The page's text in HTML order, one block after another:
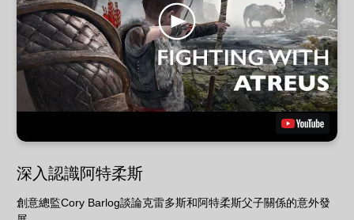
深入認識阿特柔斯
創意總監Cory Barlog談論克雷多斯和阿特柔斯父子關係的意外發